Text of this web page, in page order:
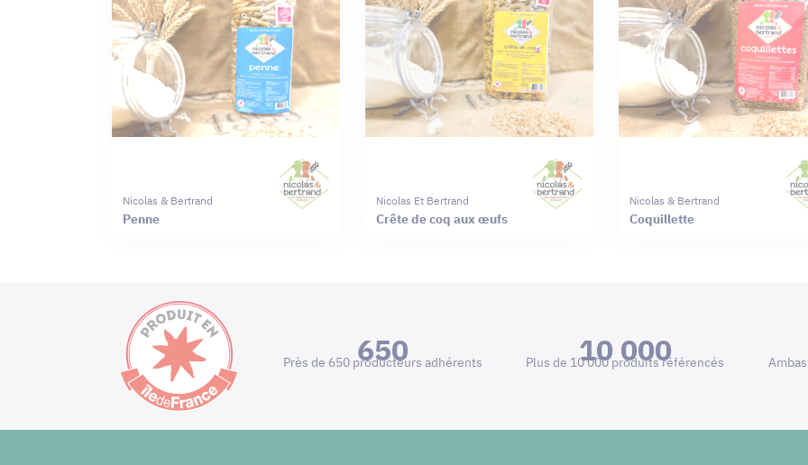
Nicolas & Bertrand
Penne
Nicolas Et Bertrand
Crête de coq aux œufs
Nicolas & Bertrand
Coquillette
650
Près de 650 producteurs adhérents 10 000
Plus de 10 000 produits référencés